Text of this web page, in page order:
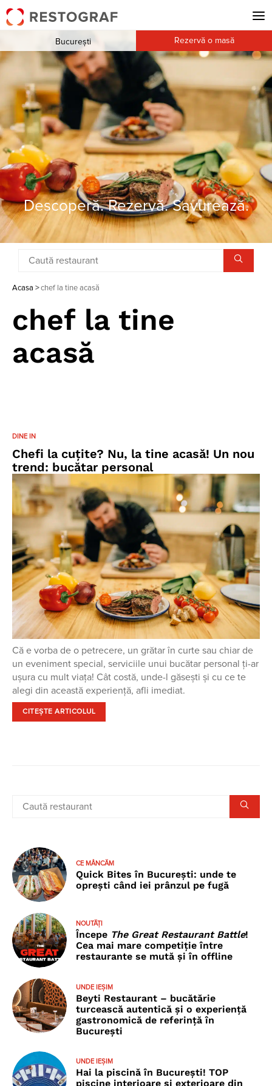
Descoperă. Rezervă. Savurează.
București Rezervă o masă
Acasa >chef la tine acasă
chef la tine
acasă
DINE IN
Chefi la cuțite? Nu, la tine acasă! Un nou
trend: bucătar personal
Că e vorba de o petrecere, un grătar în curte sau chiar de
un eveniment special, serviciile unui bucătar personal ți-ar
ușura cu mult viața! Cât costă, unde-l găsești și cu ce te
alegi din această experiență, afli imediat.
CITEȘTE ARTICOLUL
CE MÂNCĂM
Quick Bites în București: unde te
oprești când iei prânzul pe fugă
NOUTĂȚI
Începe The Great Restaurant Battle!
Cea mai mare competiție între
restaurante se mută și în offline
UNDE IEȘIM
Beyti Restaurant – bucătărie
turcească autentică și o experiență
gastronomică de referință în
București
UNDE IEȘIM
Hai la piscină în București! TOP
piscine interioare și exterioare din